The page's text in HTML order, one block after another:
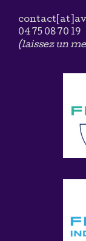
04 75 08 70 19
(laissez un